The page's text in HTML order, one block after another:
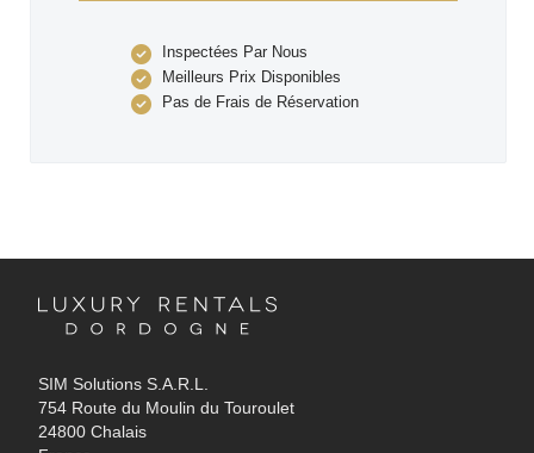
Inspectées Par Nous
Meilleurs Prix Disponibles
Pas de Frais de Réservation
SIM Solutions S.A.R.L.
754 Route du Moulin du Touroulet
24800 Chalais